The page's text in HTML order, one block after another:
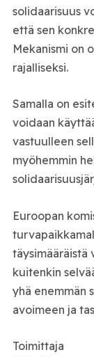
solidaarisuus
että sen
Mekanismi on
rajalliseksi.
Samalla on
voidaan
vastuulleen
myöhemmin
Euroopan
täysimääräistä
kuitenkin
yhä enemmän
avoimeen ja
Toimittaja